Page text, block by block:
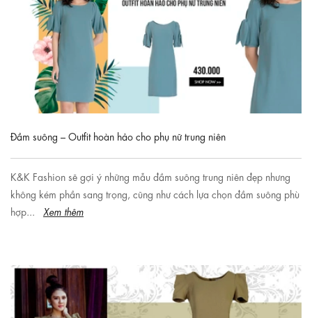
Đầm suông – Outfit hoàn hảo cho phụ nữ trung niên
K&K Fashion sẽ gợi ý những mẫu đầm suông trung niên đẹp nhưng
không kém phần sang trọng, cũng như cách lựa chọn đầm suông phù
hợp...
Xem thêm